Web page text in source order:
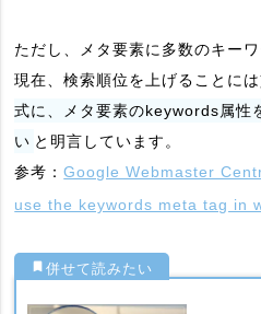
ただし、メタ要素に多数のキー
現在、検索順位を上げることには
式に、メタ要素のkeywords属性
い と明言しています。
参考：Google Webmaster
use the keywords meta tag in